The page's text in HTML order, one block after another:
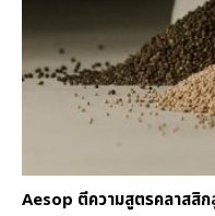
Aesop ตีความสูตรคลาส